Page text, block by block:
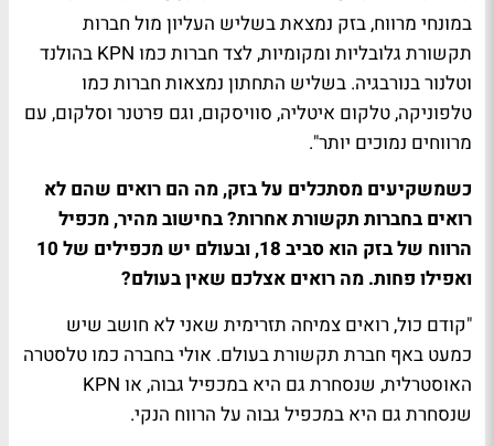
במונחי מרווח, בזק נמצאת בשליש העליון מול חברות
תקשורת גלובליות ומקומיות, לצד חברות כמו KPN בהולנד
וטלנור בנורבגיה. בשליש התחתון נמצאות חברות כמו
טלפוניקה, טלקום איטליה, סוויסקום, וגם פרטנר וסלקום, עם
מרווחים נמוכים יותר".
כשמשקיעים מסתכלים על בזק, מה הם רואים שהם לא
רואים בחברות תקשורת אחרות? בחישוב מהיר, מכפיל
הרווח של בזק הוא סביב 18, ובעולם יש מכפילים של 10
ואפילו פחות. מה רואים אצלכם שאין בעולם?
"קודם כול, רואים צמיחה תזרימית שאני לא חושב שיש
כמעט באף חברת תקשורת בעולם. אולי בחברה כמו טלסטרה
האוסטרלית, שנסחרת גם היא במכפיל גבוה, או KPN
שנסחרת גם היא במכפיל גבוה על הרווח הנקי.